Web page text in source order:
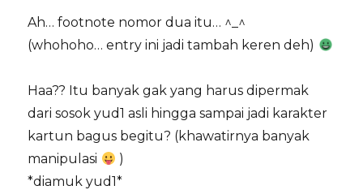
Ah… footnote nomor dua itu… ^_^
(whohoho… entry ini jadi tambah keren deh)
Haa?? Itu banyak gak yang harus dipermak
dari sosok yud1 asli hingga sampai jadi karakter
kartun bagus begitu? (khawatirnya banyak
manipulasi
)
*diamuk yud1*